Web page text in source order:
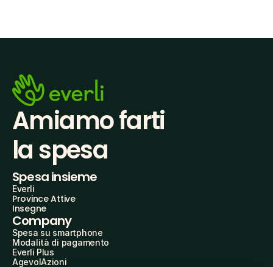
Amiamo farti
la spesa
Spesa insieme
Everli
Province Attive
Insegne
Company
Spesa su smartphone
Modalità di pagamento
Everli Plus
AgevolAzioni